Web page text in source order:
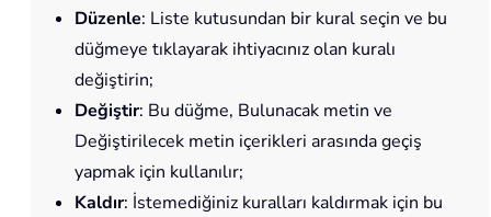
Düzenle: Liste kutusundan bir kural seçin ve bu
düğmeye tıklayarak ihtiyacınız olan kuralı
değiştirin;
Değiştir: Bu düğme, Bulunacak metin ve
Değiştirilecek metin içerikleri arasında geçiş
yapmak için kullanılır;
Kaldır: İstemediğiniz kuralları kaldırmak için bu